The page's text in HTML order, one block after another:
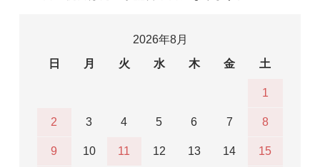
2026年8月
日
月 火 水 木 金 土
1
2 3 4 5 6 7 8
9 10 11 12 13 14 15